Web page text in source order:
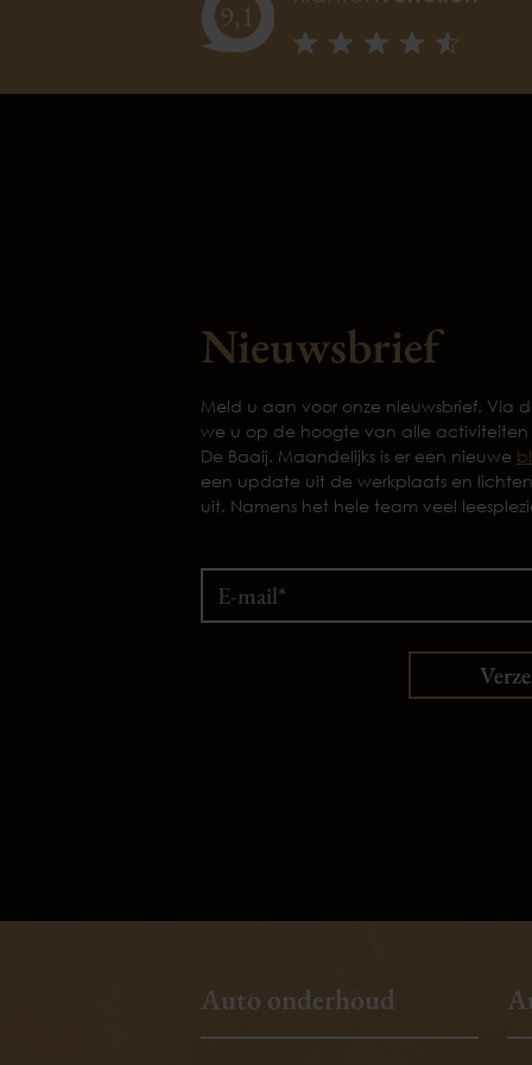
9,1
Nieuwsbrief
Meld u aan voor onze nieuwsbrief. Via
we u op de hoogte van alle
De Baaij. Maandelijks is er een nieuwe
een update uit de werkplaats en
uit. Namens het hele team veel
Auto onderhoud